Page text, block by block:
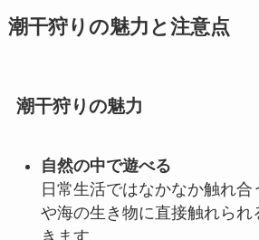
潮干狩りの魅力と注意点
潮干狩りの魅力
自然の中で遊べる
日常生活ではなかなか触れ
や海の生き物に直接触れられ